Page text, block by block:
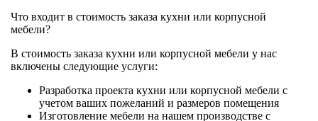
Что входит в стоимость заказа кухни или корпусной
мебели?
В стоимость заказа кухни или корпусной мебели у нас
включены следующие услуги:
Разработка проекта кухни или корпусной мебели с
учетом ваших пожеланий и размеров помещения
Изготовление мебели на нашем производстве с